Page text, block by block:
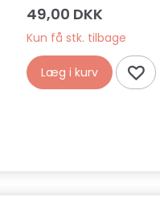
49,00 DKK
Kun få stk. tilbage
Læg i kurv